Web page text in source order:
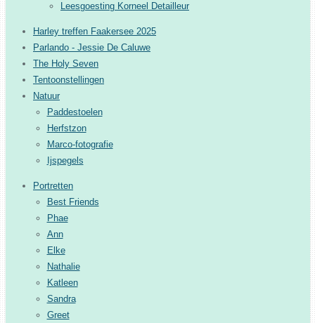
Leesgoesting Korneel Detailleur
Harley treffen Faakersee 2025
Parlando - Jessie De Caluwe
The Holy Seven
Tentoonstellingen
Natuur
Paddestoelen
Herfstzon
Marco-fotografie
Ijspegels
Portretten
Best Friends
Phae
Ann
Elke
Nathalie
Katleen
Sandra
Greet